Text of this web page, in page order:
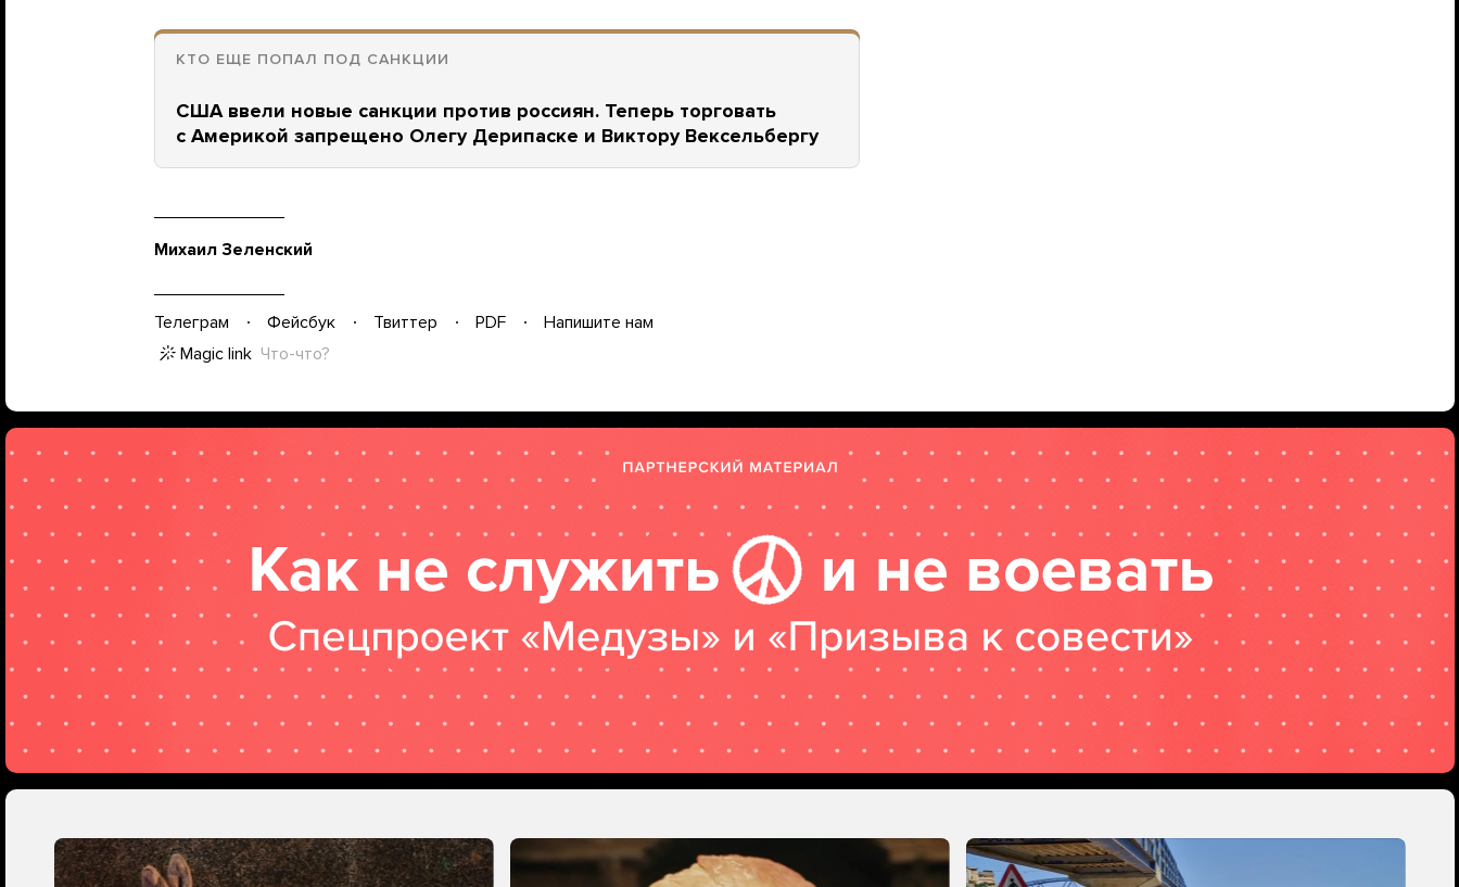
КТО ЕЩЕ ПОПАЛ ПОД САНКЦИИ
США ввели новые санкции против россиян. Теперь торговать
с Америкой запрещено Олегу Дерипаске и Виктору Вексельбергу
Михаил Зеленский
Телеграм Фейсбук Твиттер PDF
Напишите нам
Magic link Что-что?